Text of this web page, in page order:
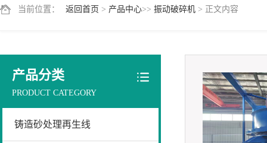
当前位置： 返回首页 > 产品中心>> 振动破碎机 > 正文内容
产品分类
PRODUCT CATEGORY
铸造砂处理再生线